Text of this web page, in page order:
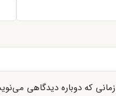
که دوباره دیدگاهی